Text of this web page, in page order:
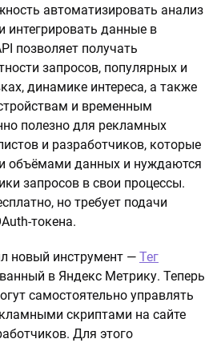
автоматизировать анализ
интегрировать данные в
позволяет получать
запросов, популярных и
динамике интереса, а также
и временным
полезно для рекламных
и разработчиков, которые
объёмами данных и нуждаются
запросов в свои процессы.
но требует подачи
токена.
новый инструмент — Тег
в Яндекс Метрику. Теперь
самостоятельно управлять
скриптами на сайте
Для этого